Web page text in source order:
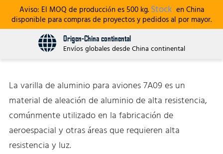
Aviso: El MOQ de producción es 500 kg. Stock en China
disponible para compras de proyectos y pedidos al por mayor.
Origen-China continental
Envíos globales desde China continental
La varilla de aluminio para aviones 7A09 es un
material de aleación de aluminio de alta resistencia,
comúnmente utilizado en la fabricación de
aeroespacial y otras áreas que requieren alta
resistencia y luz.